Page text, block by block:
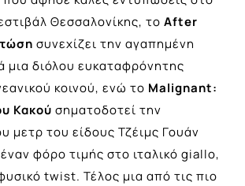
Θεσσαλονίκης, το After
συνεχίζει την αγαπημένη
μια διόλου ευκαταφρόνητης
κοινού, ενώ το Malignant:
Κακού σηματοδοτεί την
μετρ του είδους Τζέιμς Γουάν
φόρο τιμής στο ιταλικό giallo,
twist. Τέλος μια από τις πιο